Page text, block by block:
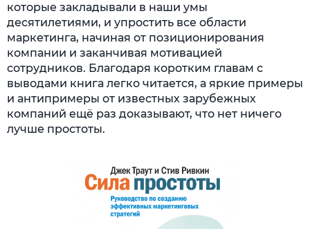
которые закладывали в наши умы
десятилетиями, и упростить все области
маркетинга, начиная от позиционирования
компании и заканчивая мотивацией
сотрудников. Благодаря коротким главам с
выводами книга легко читается, а яркие примеры
и антипримеры от известных зарубежных
компаний ещё раз доказывают, что нет ничего
лучше простоты.